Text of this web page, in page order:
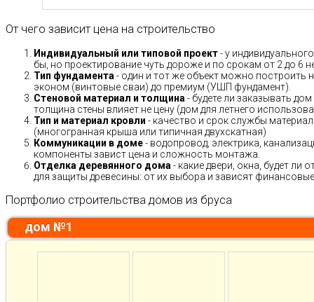
От чего зависит цена на строительство
Индивидуальный или типовой проект- у
бы, но проектирование чуть дороже и по срокам от 2 до 6
Тип фундамента - один и тот же объект можно построить
эконом (винтовые сваи) до премиум (УШП фундамент).
Стеновой материал и толщина - будете ли заказывать
толщина стены влияет не цену (дом для летнего
Тип и материал кровли - качество и срок службы
(многогранная крыша или типичная двухскатная)
Коммуникации в доме- водопровод, электрика,
компоненты завист цена и сложность монтажа.
Отделка деревянного дома - какие двери, окна, будет
для защиты древесины: от их выбора и зависят
Портфолио строительства домов из бруса
дом №1